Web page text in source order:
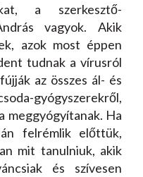
a szerkesztő-
vagyok. Akik
azok most éppen
tudnak a vírusról
az összes ál- és
gyógyszerekről,
meggyógyítanak. Ha
felrémlik előttük,
mit tanulniuk, akik
és szívesen